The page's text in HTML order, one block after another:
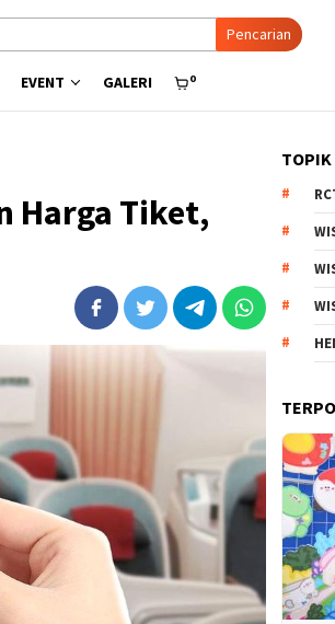
Pencarian
EVENT GALERI 0
Harga Tiket,
TOPIK